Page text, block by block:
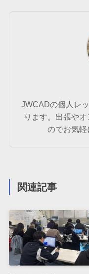
JWCADの個人レ
ります。出張や
のでお気軽
関連記事